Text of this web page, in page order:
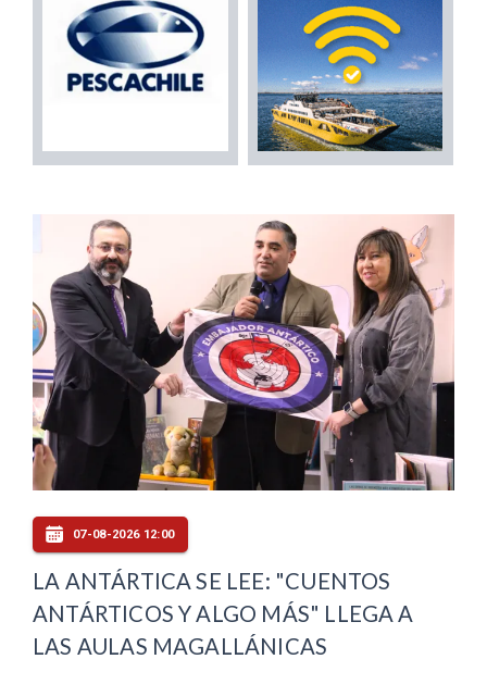
07-08-2026 12:00
LA ANTÁRTICA SE LEE: "CUENTOS
ANTÁRTICOS Y ALGO MÁS" LLEGA A
LAS AULAS MAGALLÁNICAS